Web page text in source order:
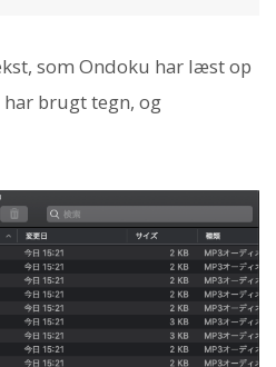
som Ondoku har læst op
brugt tegn, og